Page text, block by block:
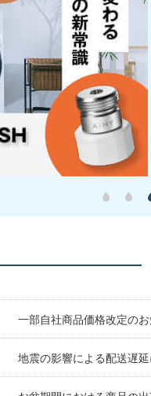
一部自社商品価格改定の
地震の影響による配送遅